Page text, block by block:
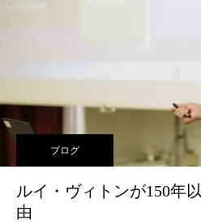
ブログ
ルイ・ヴィトンが150年
由